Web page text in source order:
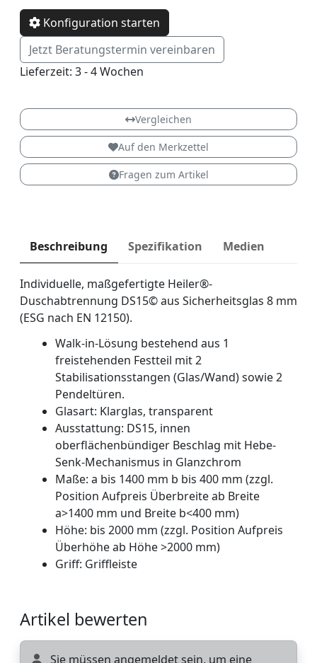
Konfiguration starten
Jetzt Beratungstermin vereinbaren
Lieferzeit: 3 - 4 Wochen
DS15
Vergleichen
Auf den Merkzettel
Fragen zum Artikel
Beschreibung Spezifikation Medien
Individuelle, maßgefertigte Heiler®-
Duschabtrennung DS15© aus Sicherheitsglas 8 mm
(ESG nach EN 12150).
Walk-in-Lösung bestehend aus 1
freistehenden Festteil mit 2
Stabilisationsstangen (Glas/Wand) sowie 2
Pendeltüren.
Glasart: Klarglas, transparent
Ausstattung: DS15, innen
oberflächenbündiger Beschlag mit Hebe-
Senk-Mechanismus in Glanzchrom
Maße: a bis 1400 mm b bis 400 mm (zzgl.
Position Aufpreis Überbreite ab Breite
a>1400 mm und Breite b<400 mm)
Höhe: bis 2000 mm (zzgl. Position Aufpreis
Überhöhe ab Höhe >2000 mm)
Griff: Griffleiste
Artikel bewerten
Sie müssen angemeldet sein, um eine